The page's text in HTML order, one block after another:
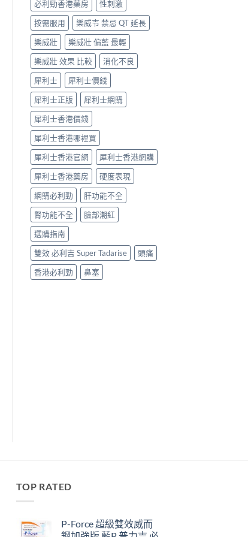
必利勁香港藥房
性刺激
按需服用
樂威壭 禁忌 QT 延長
樂威壯
樂威壯 偏藍 最輕
樂威壯 效果 比較
消化不良
犀利士
犀利士價錢
犀利士正版
犀利士網購
犀利士香港價錢
犀利士香港哪裡買
犀利士香港官網
犀利士香港網購
犀利士香港藥房
硬度表現
網購必利勁
肝功能不全
腎功能不全
臉部潮紅
選購指南
雙效 必利吉 Super Tadarise
頭痛
香港必利勁
鼻塞
TOP RATED
P-Force 超級雙效威而